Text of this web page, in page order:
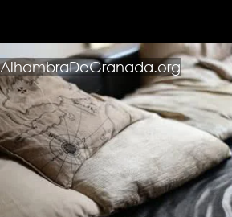
AlhambraDeGranada.org